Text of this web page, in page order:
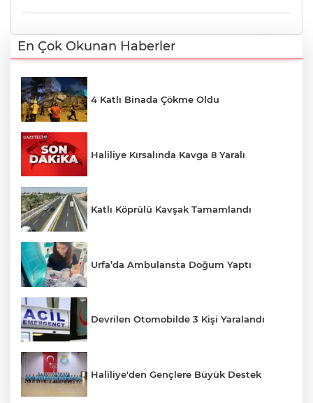
En Çok Okunan Haberler
4 Katlı Binada Çökme Oldu
Haliliye Kırsalında Kavga 8 Yaralı
Katlı Köprülü Kavşak Tamamlandı
Urfa’da Ambulansta Doğum Yaptı
Devrilen Otomobilde 3 Kişi Yaralandı
Haliliye'den Gençlere Büyük Destek